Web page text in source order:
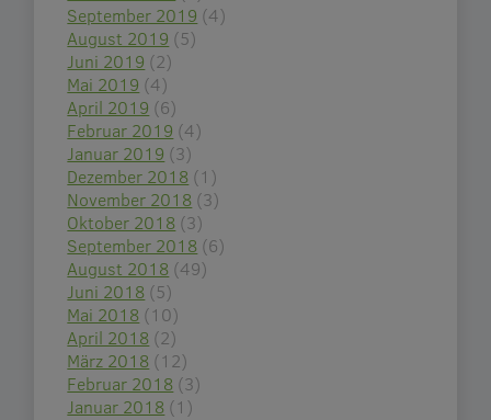
September 2019 (4)
August 2019 (5)
Juni 2019 (2)
Mai 2019 (4)
April 2019 (6)
Februar 2019 (4)
Januar 2019 (3)
Dezember 2018 (1)
November 2018 (3)
Oktober 2018 (3)
September 2018 (6)
August 2018 (49)
Juni 2018 (5)
Mai 2018 (10)
April 2018 (2)
März 2018 (12)
Februar 2018 (3)
Januar 2018 (1)